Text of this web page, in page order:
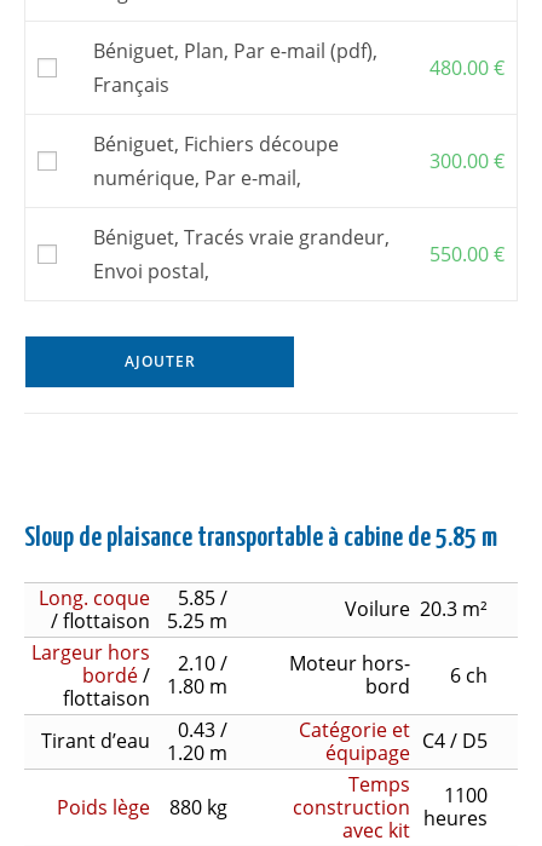
Béniguet, Plan, Par e-mail (pdf),
Français
480.00€
Béniguet, Fichiers découpe
numérique, Par e-mail,
300.00€
Béniguet, Tracés vraie grandeur,
Envoi postal,
550.00€
AJOUTER
Sloup de plaisance transportable à cabine de 5.85 m
Long. coque
/ flottaison
5.85 /
5.25 m
Voilure 20.3 m²
Largeur hors
bordé/
flottaison
2.10 /
1.80 m
Moteur hors-
bord
6 ch
Tirant d’eau
0.43 /
1.20 m
Catégorie et
équipage C4 / D5
Poids lège 880 kg
Temps
construction
avec kit
1100
heures